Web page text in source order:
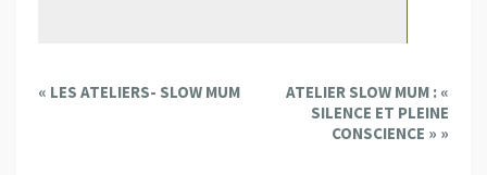
E
« LES ATELIERS- SLOW MUM
ATELIER SLOW MUM : «
SILENCE ET PLEINE
CONSCIENCE » »